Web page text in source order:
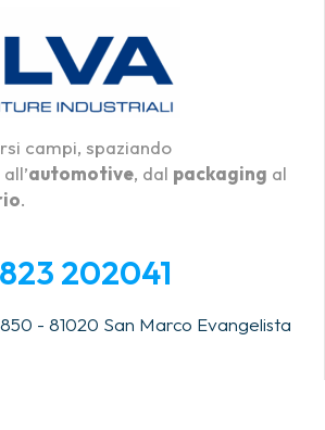
campi, spaziando
all’automotive, dal packaging al
.
202041
- 81020 San Marco Evangelista